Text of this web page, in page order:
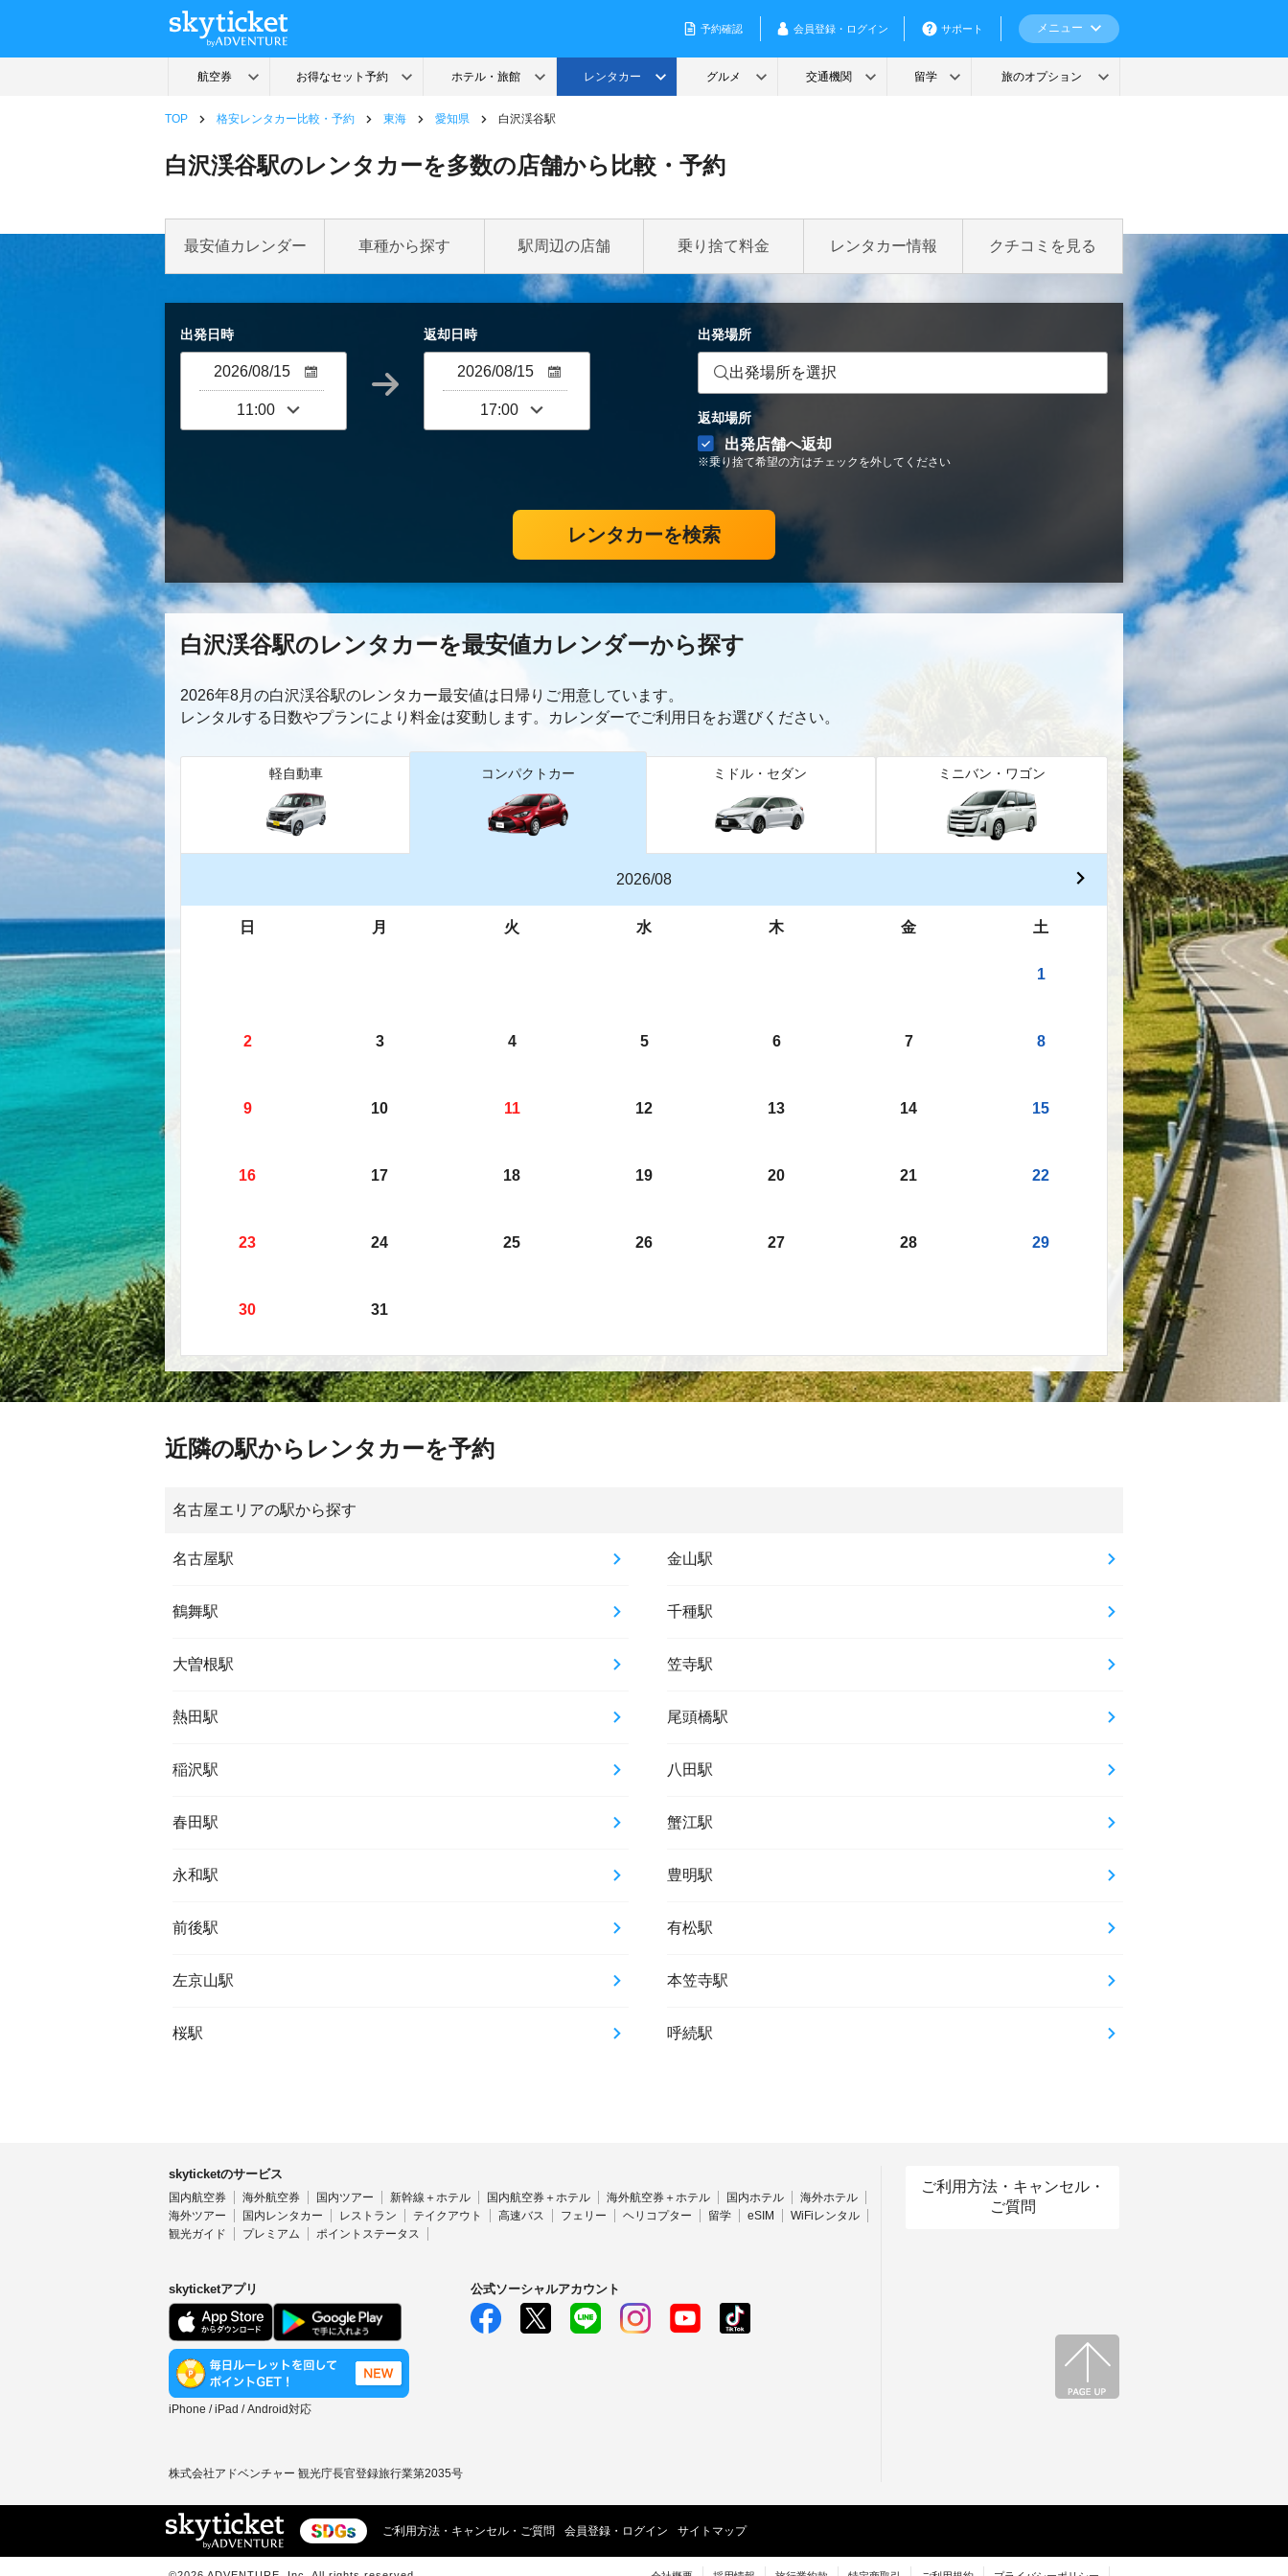
TOP 格安レンタカー比較・予約 東海 愛知県 白沢渓谷駅
白沢渓谷駅のレンタカーを多数の店舗から比較・予約
最安値カレンダー 車種から探す 駅周辺の店舗 乗り捨て料金 レンタカー情報 クチコミを見る
出発日時 返却日時 出発場所
出発場所を選択
返却場所
出発店舗へ返却
※乗り捨て希望の方はチェックを外してください
レンタカーを検索
白沢渓谷駅のレンタカーを最安値カレンダーから探す
2026年8月の白沢渓谷駅のレンタカー最安値は日帰り ご用意しています。
レンタルする日数やプランにより料金は変動します。カレンダーでご利用日をお選びください。
軽自動車 コンパクトカー ミドル・セダン ミニバン・ワゴン
2026/08
日 月 火 水 木 金 土
1
2 3 4 5 6 7 8
9 10 11 12 13 14 15
16 17 18 19 20 21 22
23 24 25 26 27 28 29
30 31
近隣の駅からレンタカーを予約
名古屋エリアの駅から探す
名古屋駅 金山駅
鶴舞駅 千種駅
大曽根駅 笠寺駅
熱田駅 尾頭橋駅
稲沢駅 八田駅
春田駅 蟹江駅
永和駅 豊明駅
前後駅 有松駅
左京山駅 本笠寺駅
桜駅 呼続駅